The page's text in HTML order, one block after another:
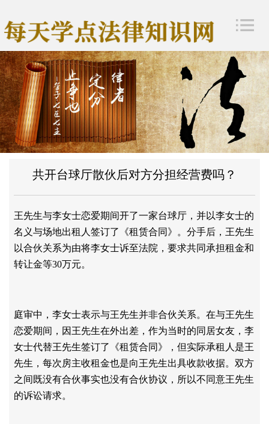
共开台球厅散伙后对方分担经营费吗？
王先生与李女士恋爱期间开了一家台球厅，并以李女士的
名义与场地出租人签订了《租赁合同》。分手后，王先生
以合伙关系为由将李女士诉至法院，要求共同承担租金和
转让金等30万元。
庭审中，李女士表示与王先生并非合伙关系。在与王先生
恋爱期间，因王先生在外出差，作为当时的同居女友，李
女士代替王先生签订了《租赁合同》，但实际承租人是王
先生，每次房主收租金也是向王先生出具收款收据。双方
之间既没有合伙事实也没有合伙协议，所以不同意王先生
的诉讼请求。